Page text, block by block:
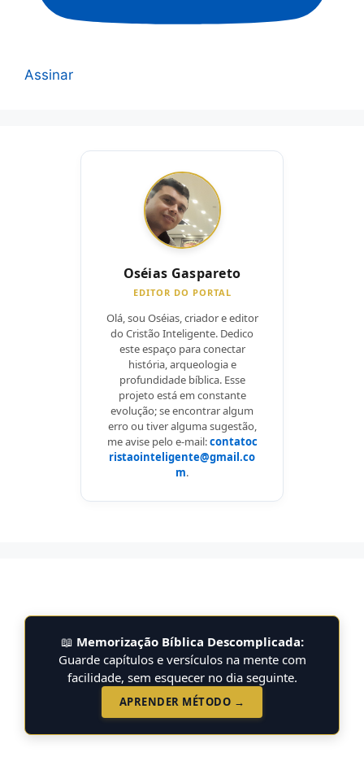
Assinar
Oséias Gaspareto
EDITOR DO PORTAL
Olá, sou Oséias, criador e editor
do Cristão Inteligente. Dedico
este espaço para conectar
história, arqueologia e
profundidade bíblica. Esse
projeto está em constante
evolução; se encontrar algum
erro ou tiver alguma sugestão,
me avise pelo e-mail:contatoc
ristaointeligente@gmail.co
m.
📖 Memorização Bíblica Descomplicada:
Guarde capítulos e versículos na mente com
facilidade, sem esquecer no dia seguinte.
APRENDER MÉTODO →